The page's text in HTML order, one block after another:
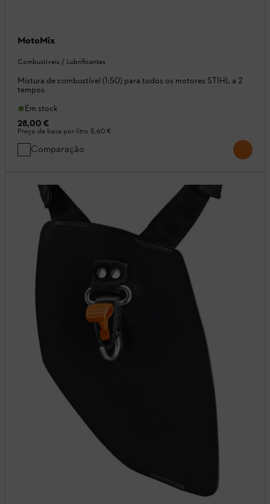
MotoMix
Combustíveis / Lubrificantes
Mistura de combustível (1:50) para todos os motores STIHL a 2
tempos
Em stock
28,00 €
Preço de base por litro 5,60 €
Comparação